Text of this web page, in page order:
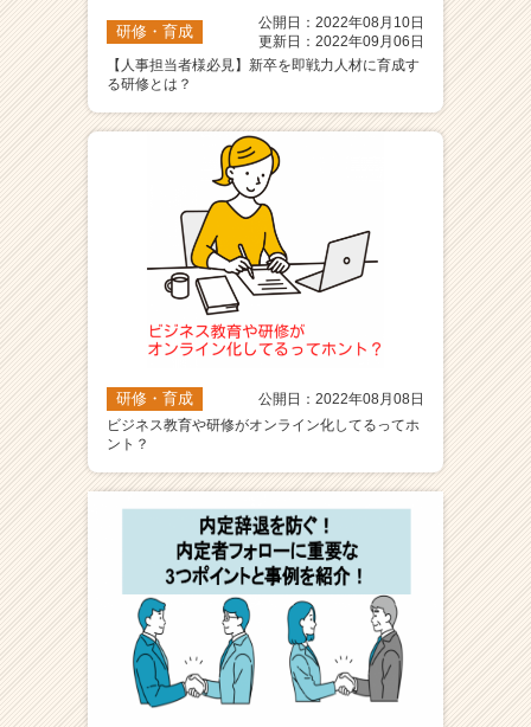
ア
キ
ャ
ア
（C
e
r
C
a
e
研修・育成
公開日：2022年08月10日
更新日：2022年09月06日
【人事担当者様必見】新卒を即戦力人材に育成す
る研修とは？
研修・育成
公開日：2022年08月08日
ビジネス教育や研修がオンライン化してるってホ
ント？